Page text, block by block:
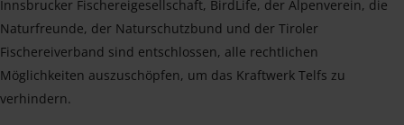
Innsbrucker Fischereigesellschaft, BirdLife, der Alpenverein, die
Naturfreunde, der Naturschutzbund und der Tiroler
Fischereiverband sind entschlossen, alle rechtlichen
Möglichkeiten auszuschöpfen, um das Kraftwerk Telfs zu
verhindern.